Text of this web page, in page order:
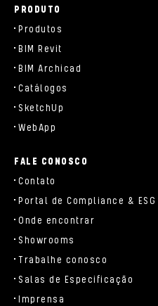
PRODUTO
Produtos
BIM Revit
BIM Archicad
Catálogos
SketchUp
WebApp
FALE CONOSCO
Contato
Portal de Compliance & ESG
Onde encontrar
Showrooms
Trabalhe conosco
Salas de Especificação
Imprensa